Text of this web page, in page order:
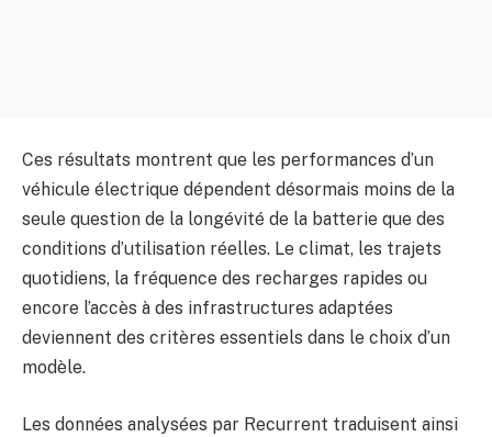
Ces résultats montrent que les performances d’un
véhicule électrique dépendent désormais moins de la
seule question de la longévité de la batterie que des
conditions d’utilisation réelles. Le climat, les trajets
quotidiens, la fréquence des recharges rapides ou
encore l’accès à des infrastructures adaptées
deviennent des critères essentiels dans le choix d’un
modèle.
Les données analysées par Recurrent traduisent ainsi